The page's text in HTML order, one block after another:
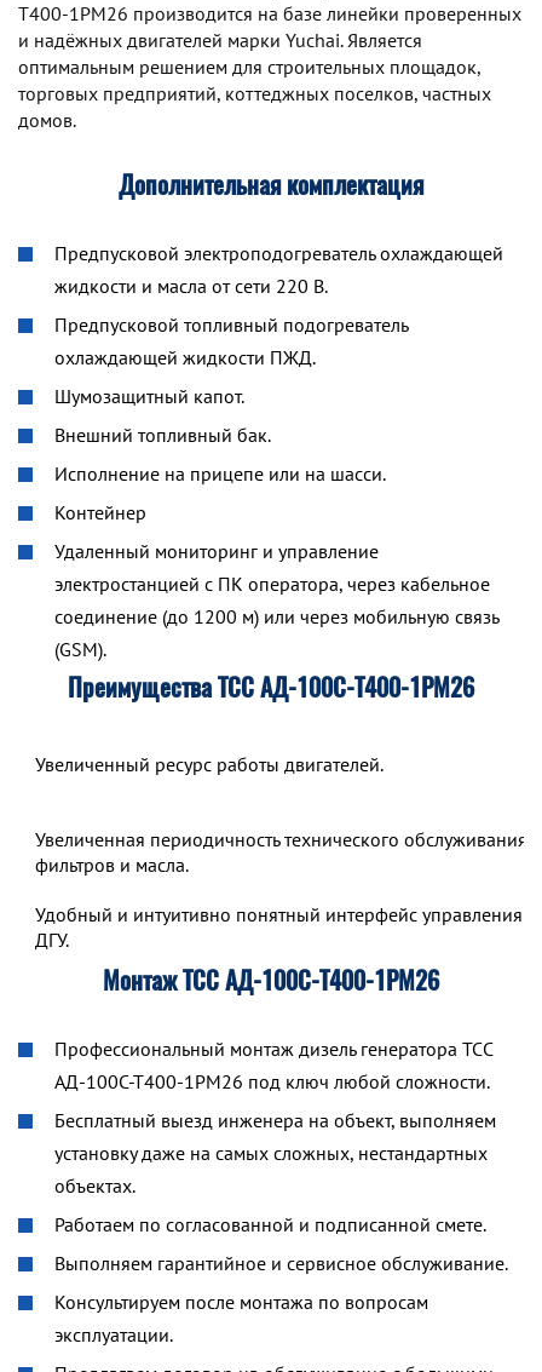
Т400-1РМ26 производится на базе линейки проверенных
и надёжных двигателей марки Yuchai. Является
оптимальным решением для строительных площадок,
торговых предприятий, коттеджных поселков, частных
домов.
Дополнительная комплектация
Предпусковой электроподогреватель охлаждающей
жидкости и масла от сети 220 В.
Предпусковой топливный подогреватель
охлаждающей жидкости ПЖД.
Шумозащитный капот.
Внешний топливный бак.
Исполнение на прицепе или на шасси.
Контейнер
Удаленный мониторинг и управление
электростанцией с ПК оператора, через кабельное
соединение (до 1200 м) или через мобильную связь
(GSM).
Преимущества ТСС АД-100С-Т400-1РМ26
Увеличенный ресурс работы двигателей.
Увеличенная периодичность технического обслуживания,
фильтров и масла.
Удобный и интуитивно понятный интерфейс управления
ДГУ.
Монтаж ТСС АД-100С-Т400-1РМ26
Профессиональный монтаж дизель генератора ТСС
АД-100С-Т400-1РМ26 под ключ любой сложности.
Бесплатный выезд инженера на объект, выполняем
установку даже на самых сложных, нестандартных
объектах.
Работаем по согласованной и подписанной смете.
Выполняем гарантийное и сервисное обслуживание.
Консультируем после монтажа по вопросам
эксплуатации.